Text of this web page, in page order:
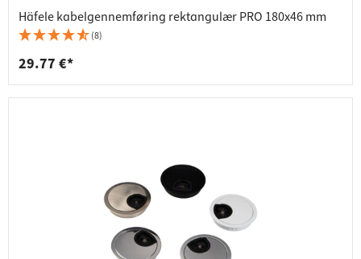
Häfele kabelgennemføring rektangulær PRO 180x46 mm
(8)
29.77 €*